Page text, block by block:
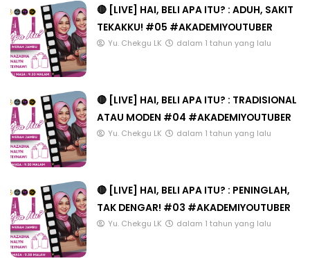
🔴 [LIVE] HAI, BELI APA ITU? : ADUH, SAKIT
TEKAKKU! #05 #AKADEMIYOUTUBER
Yu. Chekgu LK dalam 1 tahun yang lalu
🔴 [LIVE] HAI, BELI APA ITU? : TRADISIONAL
ATAU MODEN #04 #AKADEMIYOUTUBER
Yu. Chekgu LK dalam 1 tahun yang lalu
🔴 [LIVE] HAI, BELI APA ITU? : PENINGLAH,
TAK DENGAR! #03 #AKADEMIYOUTUBER
Yu. Chekgu LK dalam 1 tahun yang lalu